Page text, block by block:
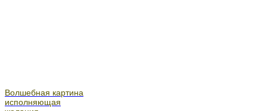
Волшебная картина
исполняющая